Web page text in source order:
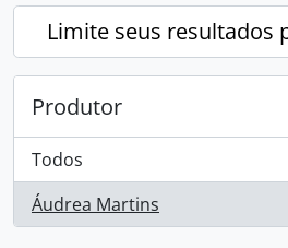
Limite seus resultados
Produtor
Todos
Áudrea Martins
, 1 resultados